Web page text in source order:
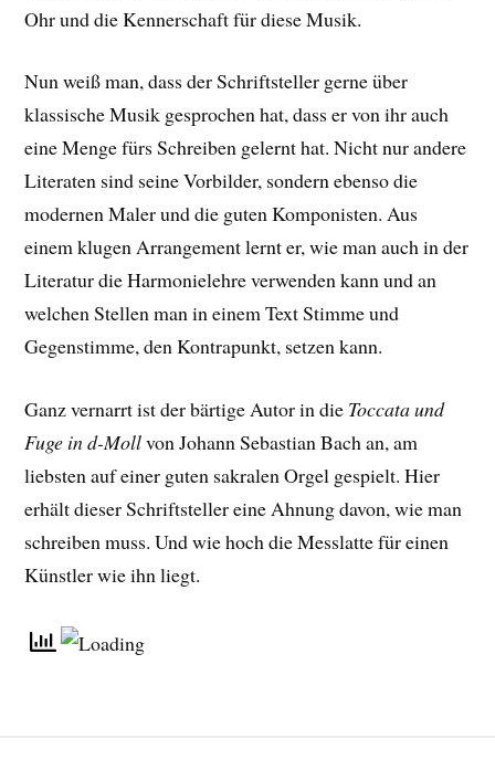
Ohr und die Kennerschaft für diese Musik.
Nun weiß man, dass der Schriftsteller gerne über
klassische Musik gesprochen hat, dass er von ihr auch
eine Menge fürs Schreiben gelernt hat. Nicht nur andere
Literaten sind seine Vorbilder, sondern ebenso die
modernen Maler und die guten Komponisten. Aus
einem klugen Arrangement lernt er, wie man auch in der
Literatur die Harmonielehre verwenden kann und an
welchen Stellen man in einem Text Stimme und
Gegenstimme, den Kontrapunkt, setzen kann.
Ganz vernarrt ist der bärtige Autor in die Toccata und
Fuge in d-Mollvon Johann Sebastian Bach an, am
liebsten auf einer guten sakralen Orgel gespielt. Hier
erhält dieser Schriftsteller eine Ahnung davon, wie man
schreiben muss. Und wie hoch die Messlatte für einen
Künstler wie ihn liegt.